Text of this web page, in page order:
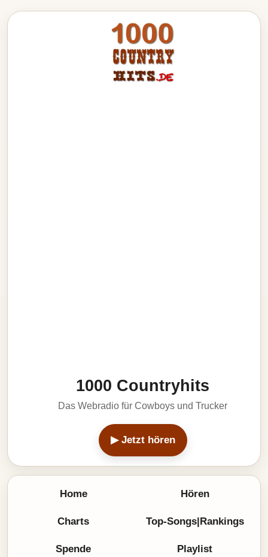
1000 Countryhits
Das Webradio für Cowboys und Trucker
▶ Jetzt hören
Home Hören
Charts Top-Songs|Rankings
Spende Playlist